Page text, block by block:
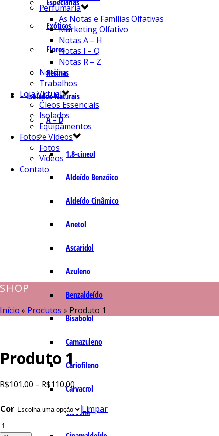
Especiarias
Exóticos
Flores
Resinas
Isolados Naturais
A – D
1.8-cineol
Aldeído Benzóico
Aldeído Cinâmico
Anetol
Ascaridol
Azuleno
Benzaldeído
Bisabolol
Camazuleno
Cariofileno
Carvacrol
Carvona
Perfumaria
As Notas e Famílias Olfativas
Marketing Olfativo
Notas A – H
Notas I – Q
Notas R – Z
Notícias
Trabalhos
Loja Virtual
Óleos Essenciais
Isolados
Equipamentos
Fotos e Vídeos
Fotos
Vídeos
Contato
SHOP
Início » Produtos » Produto 1
Produto 1
R$101,00 – R$110,00
Cor Limpar